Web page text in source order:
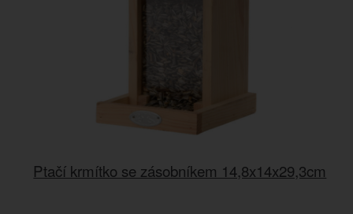
Ptačí krmítko se zásobníkem 14,8x14x29,3cm